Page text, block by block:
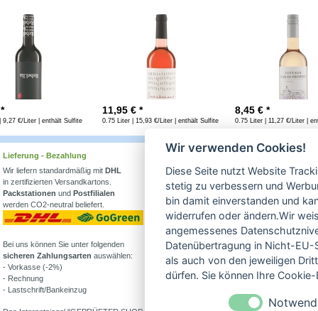
9,27 €/Liter | enthält Sulfite
11,95 € *
0.75 Liter | 15,93 €/Liter | enthält Sulfite
8,45 € *
0.75 Liter | 11,27 €/Liter |
Lieferung - Bezahlung
Wir liefern standardmäßig mit DHL
in zertifizierten Versandkartons.
Packstationen und Postfilialen
werden CO2-neutral beliefert.
Bei uns können Sie unter folgenden
sicheren Zahlungsarten auswählen:
- Vorkasse (-2%)
- Rechnung
- Lastschrift/Bankeinzug
Wissenswertes
Erfahren Sie mehr über
Biowein in unserem Blog
oder Folgen Sie uns!
Facebook
Instagram
Veganer Wein
Wir verwenden Cookies!
Diese Seite nutzt Website
stetig zu verbessern und
bin damit einverstanden und
widerrufen oder ändern.Wir
angemessenes
Datenübertragung in Nicht-
als auch von den jeweiligen
dürfen. Sie können Ihre